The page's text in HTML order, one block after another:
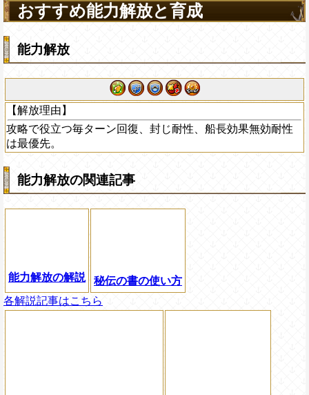
おすすめ能力解放と育成
能力解放
【解放理由】
攻略で役立つ毎ターン回復、封じ耐性、船長効果無効耐性
は最優先。
能力解放の関連記事
能力解放の解説
秘伝の書の使い方
各解説記事はこちら